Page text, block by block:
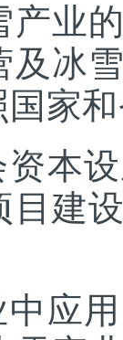
产业
及冰
家
本
目建
应